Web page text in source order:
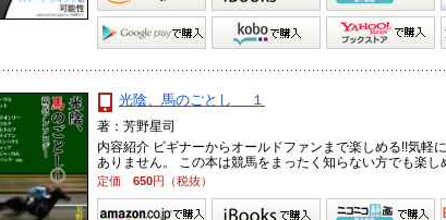
光陰、馬のごとし １
著：芳野星司
内容紹介 ビギナーからオールドファンまで楽しめる!!気軽
ありません。 この本は競馬をまったく知らない方でも楽し
定価 650円（税抜）